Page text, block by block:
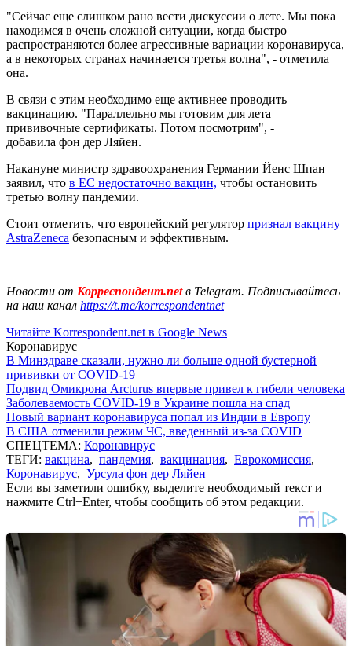
"Сейчас еще слишком рано вести дискуссии о лете. Мы пока
находимся в очень сложной ситуации, когда быстро
распространяются более агрессивные вариации коронавируса,
а в некоторых странах начинается третья волна", - отметила
она.
В связи с этим необходимо еще активнее проводить
вакцинацию. "Параллельно мы готовим для лета
прививочные сертификаты. Потом посмотрим", -
добавила фон дер Ляйен.
Накануне министр здравоохранения Германии Йенс Шпан
заявил, что в ЕС недостаточно вакцин, чтобы остановить
третью волну пандемии.
Стоит отметить, что европейский регулятор признал вакцину
AstraZeneca безопасным и эффективным.
Новости от Корреспондент.netв Telegram. Подписывайтесь
на наш канал https://t.me/korrespondentnet
Читайте Korrespondent.net в Google News
Коронавирус
В Минздраве сказали, нужно ли больше одной бустерной
прививки от COVID-19
Подвид Омикрона Arcturus впервые привел к гибели человека
Заболеваемость COVID-19 в Украине пошла на спад
Новый вариант коронавируса попал из Индии в Европу
В США отменили режим ЧС, введенный из-за COVID
СПЕЦТЕМА: Коронавирус
ТЕГИ: вакцина, пандемия, вакцинация, Еврокомиссия,
Коронавирус, Урсула фон дер Ляйен
Если вы заметили ошибку, выделите необходимый текст и
нажмите Ctrl+Enter, чтобы сообщить об этом редакции.